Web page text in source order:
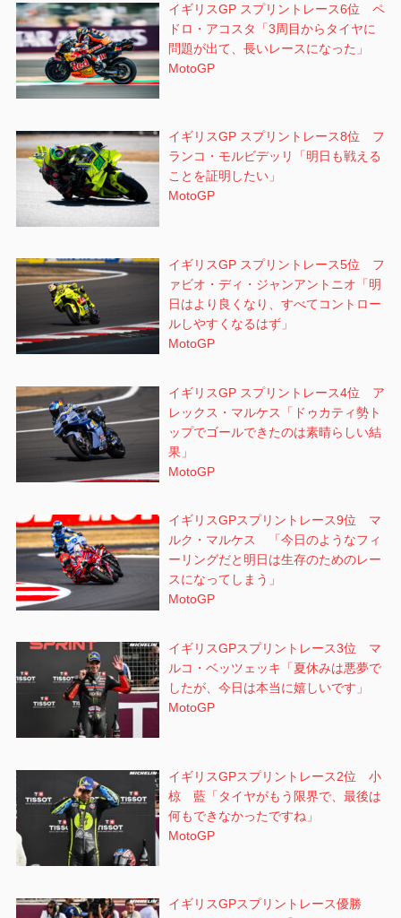
イギリスGP スプリントレース6位 ペ
ドロ・アコスタ「3周目からタイヤに
問題が出て、長いレースになった」
MotoGP
イギリスGP スプリントレース8位 フ
ランコ・モルビデッリ「明日も戦える
ことを証明したい」
MotoGP
イギリスGP スプリントレース5位 フ
ァビオ・ディ・ジャンアントニオ「明
日はより良くなり、すべてコントロー
ルしやすくなるはず」
MotoGP
イギリスGP スプリントレース4位 ア
レックス・マルケス「ドゥカティ勢ト
ップでゴールできたのは素晴らしい結
果」
MotoGP
イギリスGPスプリントレース9位 マ
ルク・マルケス 「今日のようなフィ
ーリングだと明日は生存のためのレー
スになってしまう」
MotoGP
イギリスGPスプリントレース3位 マ
ルコ・ベッツェッキ「夏休みは悪夢で
したが、今日は本当に嬉しいです」
MotoGP
イギリスGPスプリントレース2位 小
椋 藍「タイヤがもう限界で、最後は
何もできなかったですね」
MotoGP
イギリスGPスプリントレース優勝